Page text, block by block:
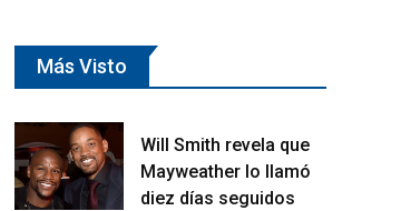
Más Visto
Will Smith revela que
Mayweather lo llamó
diez días seguidos